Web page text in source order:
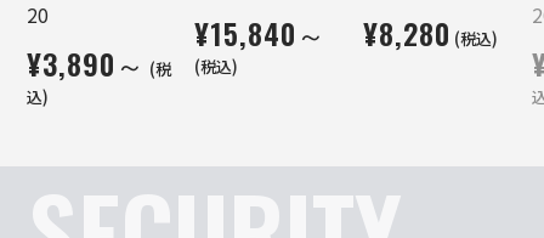
20
¥3,890～ (税
込)
¥15,840～
(税込)
¥8,280 (税込)